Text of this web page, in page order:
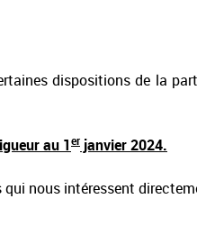
dispositions de la
au 1er janvier 2024.
nous intéressent